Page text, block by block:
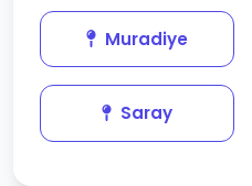
Muradiye
Saray